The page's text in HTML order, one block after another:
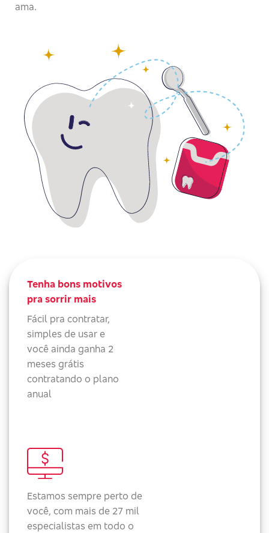
ama.
Tenha bons motivos
pra sorrir mais
Fácil pra contratar,
simples de usar e
você ainda ganha 2
meses grátis
contratando o plano
anual
Estamos sempre perto de
você, com mais de 27 mil
especialistas em todo o